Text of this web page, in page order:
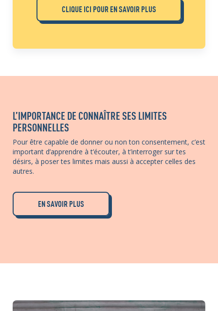
CLIQUE ICI POUR EN SAVOIR PLUS
L’IMPORTANCE DE CONNAÎTRE SES LIMITES
PERSONNELLES
Pour être capable de donner ou non ton consentement, c’est
important d’apprendre à t’écouter, à t’interroger sur tes
désirs, à poser tes limites mais aussi à accepter celles des
autres.
EN SAVOIR PLUS